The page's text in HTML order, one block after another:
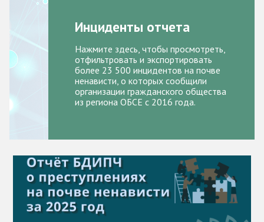
Инциденты отчета
Нажмите здесь, чтобы просмотреть,
отфильтровать и экспортировать
более 23 500 инцидентов на почве
ненависти, о которых сообщили
организации гражданского общества
из региона ОБСЕ с 2016 года.
Image